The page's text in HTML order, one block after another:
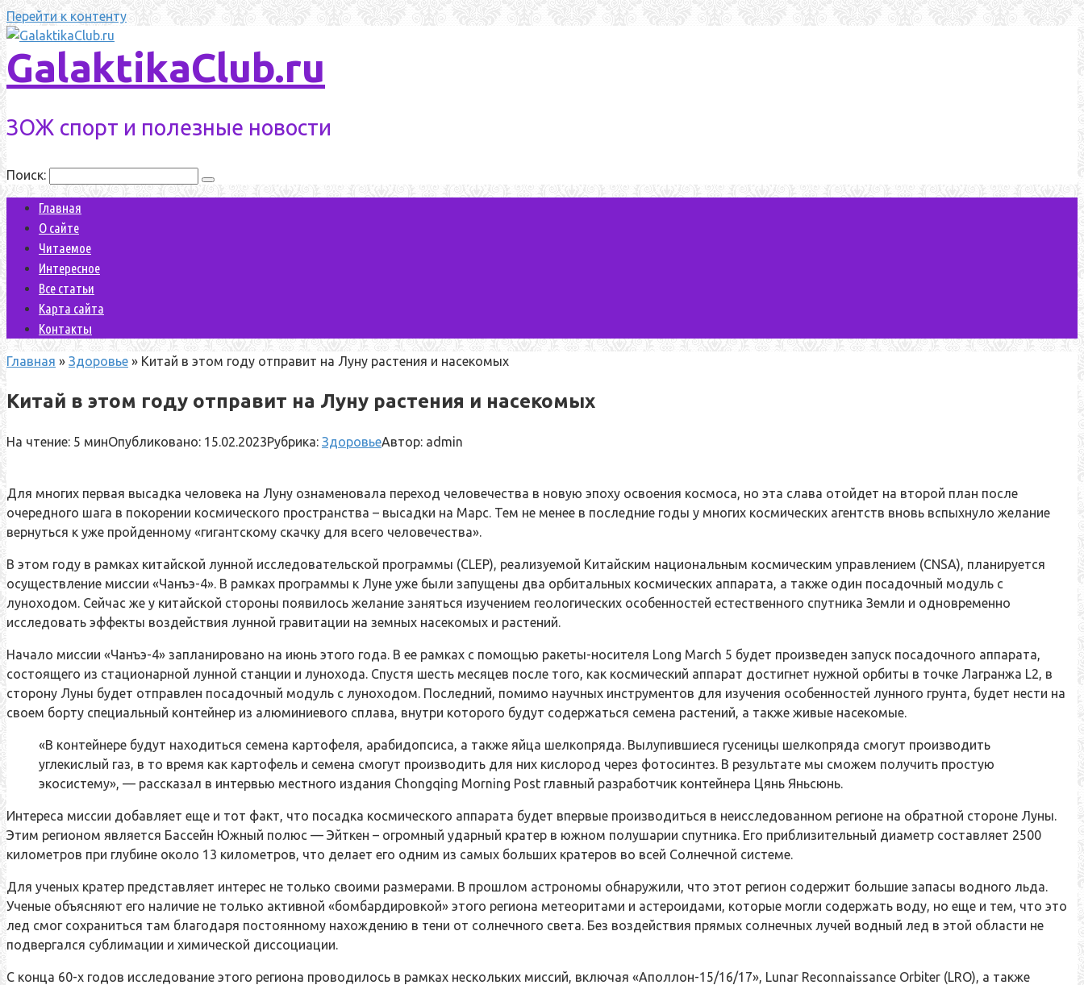
Перейти к контенту
GalaktikaClub.ru
ЗОЖ спорт и полезные новости
Поиск:
Главная
О сайте
Читаемое
Интересное
Все статьи
Карта сайта
Контакты
Главная » Здоровье » Китай в этом году отправит на Луну растения и насекомых
Китай в этом году отправит на Луну растения и насекомых
На чтение: 5 минОпубликовано: 15.02.2023Рубрика: ЗдоровьеАвтор: admin
Для многих первая высадка человека на Луну ознаменовала переход человечества в новую эпоху освоения космоса, но эта слава отойдет на второй план после
очередного шага в покорении космического пространства – высадки на Марс. Тем не менее в последние годы у многих космических агентств вновь вспыхнуло желание
вернуться к уже пройденному «гигантскому скачку для всего человечества».
В этом году в рамках китайской лунной исследовательской программы (CLEP), реализуемой Китайским национальным космическим управлением (CNSA), планируется
осуществление миссии «Чанъэ-4». В рамках программы к Луне уже были запущены два орбитальных космических аппарата, а также один посадочный модуль с
луноходом. Сейчас же у китайской стороны появилось желание заняться изучением геологических особенностей естественного спутника Земли и одновременно
исследовать эффекты воздействия лунной гравитации на земных насекомых и растений.
Начало миссии «Чанъэ-4» запланировано на июнь этого года. В ее рамках с помощью ракеты-носителя Long March 5 будет произведен запуск посадочного аппарата,
состоящего из стационарной лунной станции и лунохода. Спустя шесть месяцев после того, как космический аппарат достигнет нужной орбиты в точке Лагранжа L2, в
сторону Луны будет отправлен посадочный модуль с луноходом. Последний, помимо научных инструментов для изучения особенностей лунного грунта, будет нести на
своем борту специальный контейнер из алюминиевого сплава, внутри которого будут содержаться семена растений, а также живые насекомые.
«В контейнере будут находиться семена картофеля, арабидопсиса, а также яйца шелкопряда. Вылупившиеся гусеницы шелкопряда смогут производить
углекислый газ, в то время как картофель и семена смогут производить для них кислород через фотосинтез. В результате мы сможем получить простую
экосистему», — рассказал в интервью местного издания Chongqing Morning Post главный разработчик контейнера Цянь Яньсюнь.
Интереса миссии добавляет еще и тот факт, что посадка космического аппарата будет впервые производиться в неисследованном регионе на обратной стороне Луны.
Этим регионом является Бассейн Южный полюс — Эйткен – огромный ударный кратер в южном полушарии спутника. Его приблизительный диаметр составляет 2500
километров при глубине около 13 километров, что делает его одним из самых больших кратеров во всей Солнечной системе.
Для ученых кратер представляет интерес не только своими размерами. В прошлом астрономы обнаружили, что этот регион содержит большие запасы водного льда.
Ученые объясняют его наличие не только активной «бомбардировкой» этого региона метеоритами и астероидами, которые могли содержать воду, но еще и тем, что это
лед смог сохраниться там благодаря постоянному нахождению в тени от солнечного света. Без воздействия прямых солнечных лучей водный лед в этой области не
подвергался сублимации и химической диссоциации.
С конца 60-х годов исследование этого региона проводилось в рамках нескольких миссий, включая «Аполлон-15/16/17», Lunar Reconnaissance Orbiter (LRO), а также